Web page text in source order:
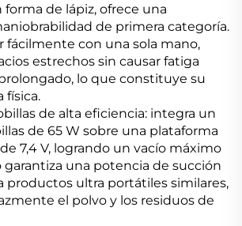
de lápiz, ofrece una
de primera categoría.
fácilmente con una sola mano,
estrechos sin causar fatiga
lo que constituye su
física.
de alta eficiencia: integra un
de 65 W sobre una plataforma
7,4 V, logrando un vacío máximo
garantiza una potencia de succión
productos ultra portátiles similares,
el polvo y los residuos de